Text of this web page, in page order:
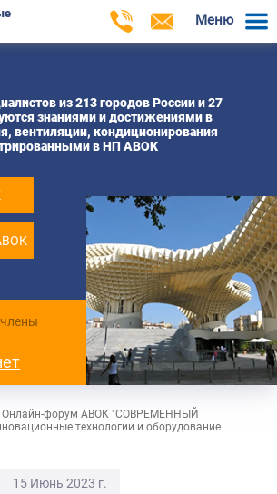
Меню
из 213 городов России и 27
знаниями и достижениями в
вентиляции, кондиционирования
в НП АВОК
Онлайн-форум АВОК "СОВРЕМЕННЫЙ
технологии и оборудование
15 Июнь 2023 г.